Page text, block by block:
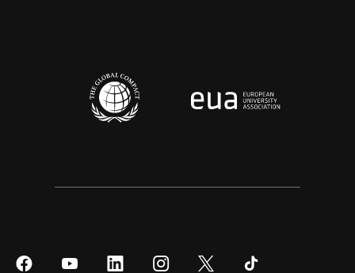
SíguenosSíguenos SíguenosSíguenos Síguenos